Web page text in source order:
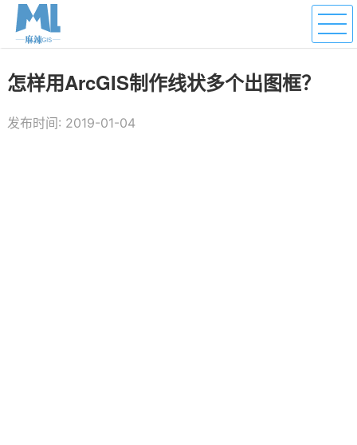
怎样用ArcGIS制作线状多个出图框？
发布时间: 2019-01-04